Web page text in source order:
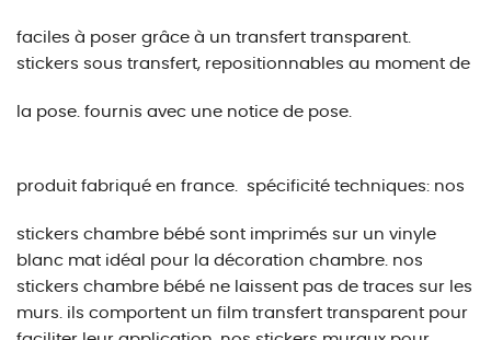
faciles à poser grâce à un transfert transparent.
stickers sous transfert, repositionnables au moment de
la pose. fournis avec une notice de pose.
produit fabriqué en france. spécificité techniques: nos
stickers chambre bébé sont imprimés sur un vinyle
blanc mat idéal pour la décoration chambre. nos
stickers chambre bébé ne laissent pas de traces sur les
murs. ils comportent un film transfert transparent pour